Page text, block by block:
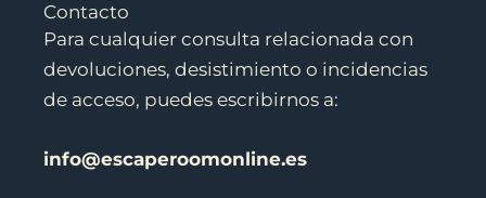
Contacto
Para cualquier consulta relacionada con
devoluciones, desistimiento o incidencias
de acceso, puedes escribirnos a:
info@escaperoomonline.es